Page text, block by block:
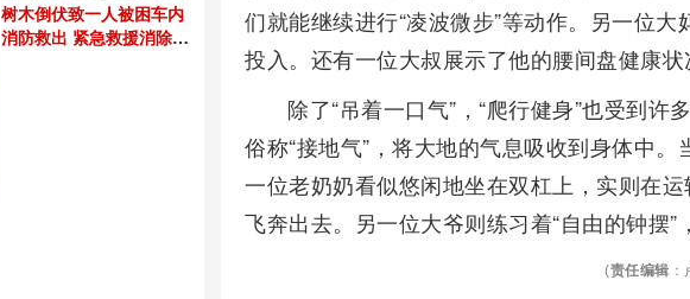
们就能继续进行“凌波微步”等动作。另一位
投入。还有一位大叔展示了他的腰间盘健康
除了“吊着一口气”，“爬行健身”也受到
俗称“接地气”，将大地的气息吸收到身体中
一位老奶奶看似悠闲地坐在双杠上，实则在
飞奔出去。另一位大爷则练习着“自由的钟摆”
(责任编辑
树木倒伏致一人被困车内
消防救出 紧急救援消除触